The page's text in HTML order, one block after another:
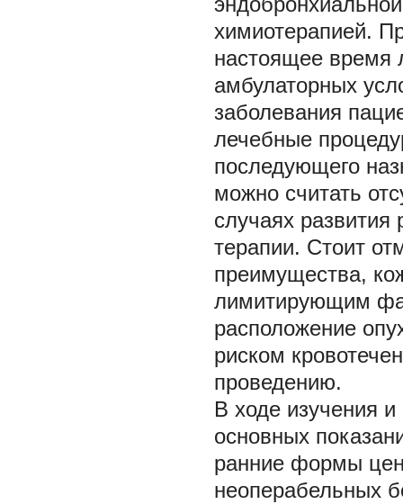
химиотерапией.
настоящее время
амбулаторных
заболевания
лечебные
последующего
можно считать
случаях развития
терапии. Стоит
преимущества,
лимитирующим
расположение
риском
проведению.
В ходе изучения
основных
ранние формы
неоперабельных